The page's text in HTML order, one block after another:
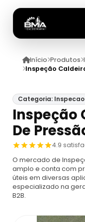
Início
Produtos
Caldeiras
Automação
Caldeira De
Caldeira De
Inspecao
Cotação
Cotar
Montagem
Empresa De
Caldeiras A
Início Produtos
Inspeção
Categoria:
Inspeção
De
4.9
O mercado de
amplo e conta com
úteis em diversas
especializado na
B2B.